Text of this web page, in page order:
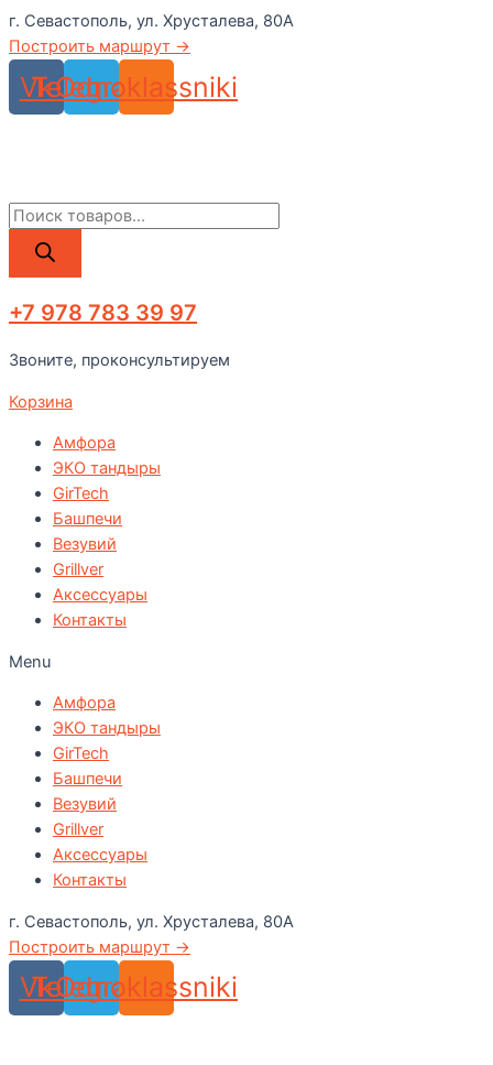
Перейти
к
содержимому
г. Севастополь, ул. Хрусталева, 80А
Построить маршрут →
Vk
Telegram
Odnoklassniki
Поиск
товаров
+7 978 783 39 97
Звоните, проконсультируем
Корзина
Амфора
ЭКО тандыры
GirTech
Башпечи
Везувий
Grillver
Аксессуары
Контакты
Menu
Амфора
ЭКО тандыры
GirTech
Башпечи
Везувий
Grillver
Аксессуары
Контакты
г. Севастополь, ул. Хрусталева, 80А
Построить маршрут →
Vk
Telegram
Odnoklassniki